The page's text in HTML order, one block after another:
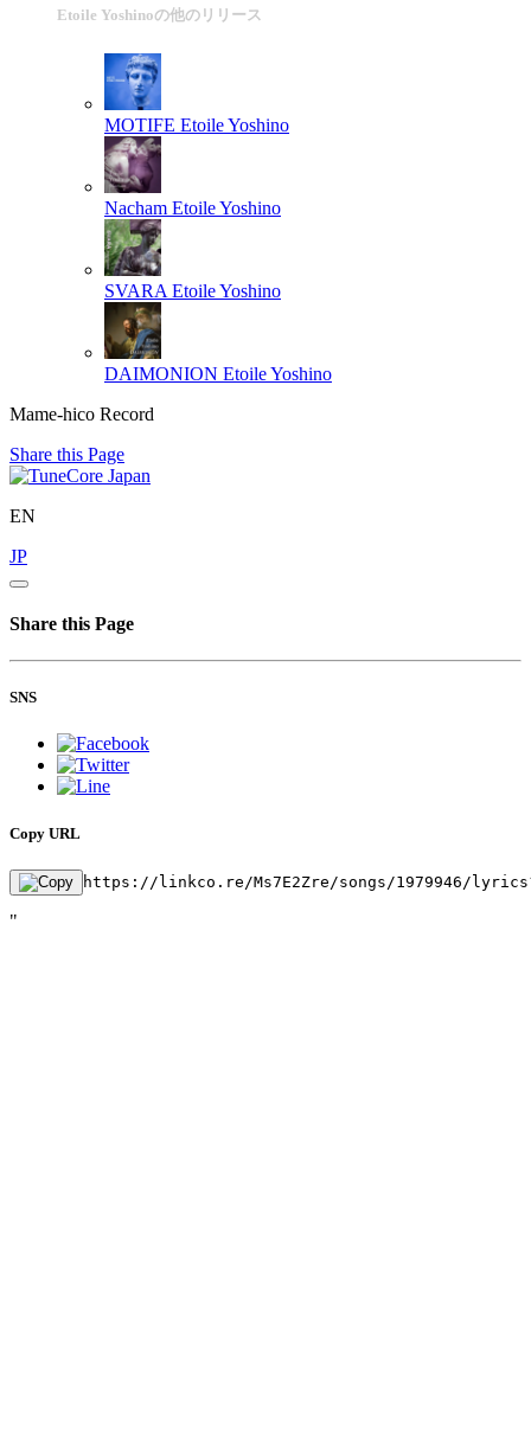
Etoile Yoshinoの他のリリース
MOTIFE Etoile Yoshino
Nacham Etoile Yoshino
SVARA Etoile Yoshino
DAIMONION Etoile Yoshino
Mame-hico Record
Share this Page
EN
JP
Share this Page
SNS
Copy URL
https://linkco.re/Ms7E2Zre/songs/1979946/
"